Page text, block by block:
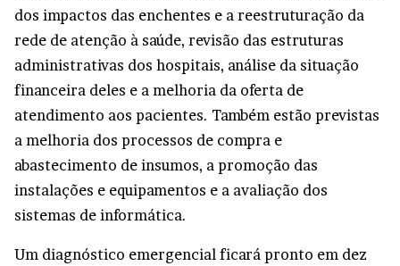
dos impactos das enchentes e a reestruturação da
rede de atenção à saúde, revisão das estruturas
administrativas dos hospitais, análise da situação
financeira deles e a melhoria da oferta de
atendimento aos pacientes. Também estão previstas
a melhoria dos processos de compra e
abastecimento de insumos, a promoção das
instalações e equipamentos e a avaliação dos
sistemas de informática.
Um diagnóstico emergencial ficará pronto em dez